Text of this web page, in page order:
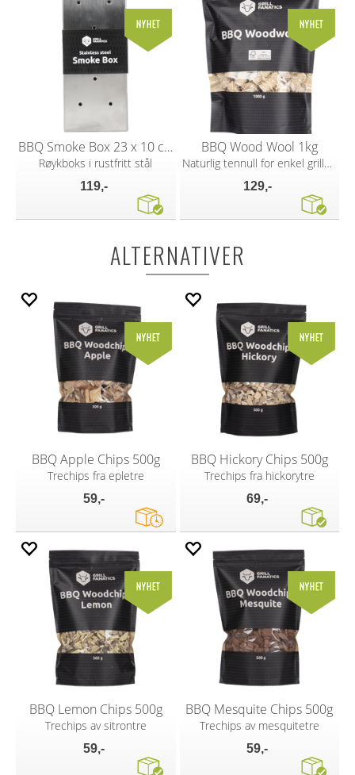
BBQ Smoke Box 23 x 10 cm
Røykboks i rustfritt stål
119,-
BBQ Wood Wool 1kg
Naturlig tennull for enkel grillstart
129,-
ALTERNATIVER
BBQ Apple Chips 500g
Trechips fra epletre
59,-
BBQ Hickory Chips 500g
Trechips fra hickorytre
69,-
BBQ Lemon Chips 500g
Trechips av sitrontre
59,-
BBQ Mesquite Chips 500g
Trechips av mesquitetre
59,-